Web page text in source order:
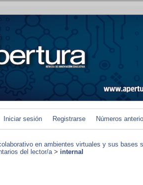
Iniciar sesión Registrarse Números
en ambientes virtuales y sus
del lector/a> internal